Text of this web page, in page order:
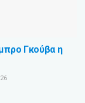
Γκούβα η